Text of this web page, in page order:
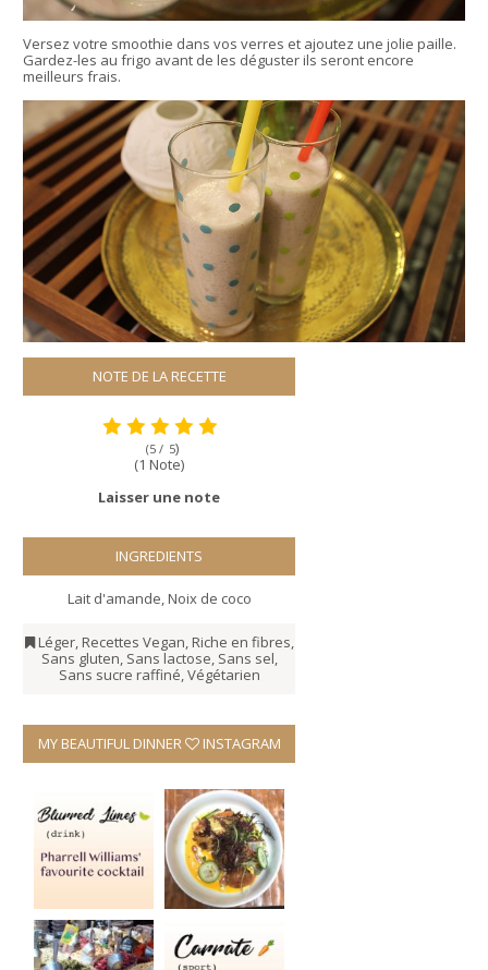
Versez votre smoothie dans vos verres et ajoutez une jolie paille.
Gardez-les au frigo avant de les déguster ils seront encore
meilleurs frais.
NOTE DE LA RECETTE
(5 / 5)
(1 Note)
Laisser une note
INGREDIENTS
Lait d'amande,Noix de coco
Léger, Recettes Vegan, Riche en fibres,
Sans gluten, Sans lactose, Sans sel,
Sans sucre raffiné,Végétarien
MY BEAUTIFUL DINNER INSTAGRAM